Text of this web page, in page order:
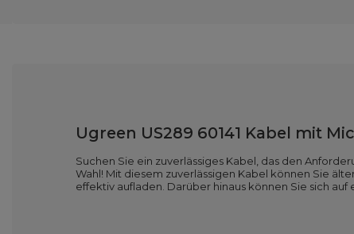
Ugreen US289 60141 Kabel mit
Suchen Sie ein zuverlässiges Kabel, das den
Wahl! Mit diesem zuverlässigen Kabel können Sie
effektiv aufladen. Darüber hinaus können Sie sich